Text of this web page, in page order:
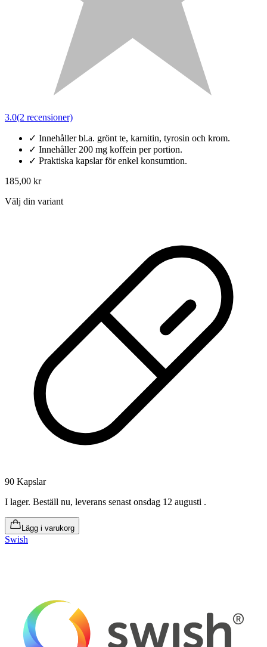
3.0(2 recensioner)
✓ Innehåller bl.a. grönt te, karnitin, tyrosin och krom.
✓ Innehåller 200 mg koffein per portion.
✓ Praktiska kapslar för enkel konsumtion.
185,00 kr
Välj din variant
90 Kapslar
I lager. Beställ nu, leverans senast onsdag 12 augusti .
Lägg i varukorg
Swish